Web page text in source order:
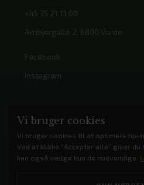
+45 75 21 11 00
Arnbjergallé 2, 6800 Varde
Facebook
Instagram
© 2026 Arnbjerg
Vi bruger cookies
Vi bruger cookies til at optimere
Ved at klikke “Accepter alle” giver
kan også vælge kun de nødvendige.